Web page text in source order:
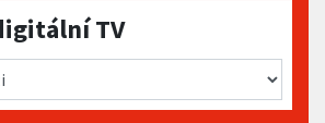
TV TV